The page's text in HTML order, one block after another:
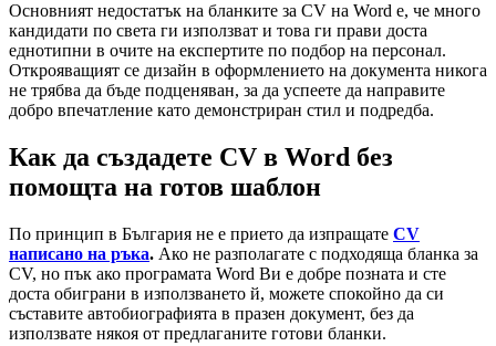
Основният недостатък на бланките за CV на Word е, че много
кандидати по света ги използват и това ги прави доста
еднотипни в очите на експертите по подбор на персонал.
Открояващият се дизайн в оформлението на документа никога
не трябва да бъде подценяван, за да успеете да направите
добро впечатление като демонстриран стил и подредба.
Как да създадете CV в Word без
помощта на готов шаблон
По принцип в България не е прието да изпращате CV
написано на ръка. Ако не разполагате с подходяща бланка за
CV, но пък ако програмата Word Ви е добре позната и сте
доста обиграни в използването й, можете спокойно да си
съставите автобиографията в празен документ, без да
използвате някоя от предлаганите готови бланки.